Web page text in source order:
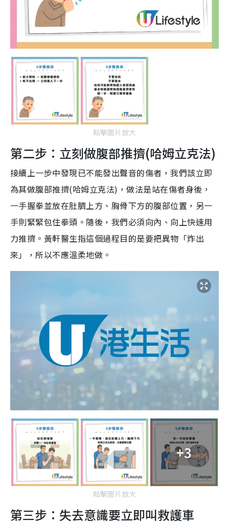
點擊圖片放大
第二步：立刻做腹部推擠(哈姆立克法)
接續上一步中發現已不能發出聲音的傷者，我們該立即
為其做腹部推擠(哈姆立克法)，做法是站在傷者身後，
一手握拳並放在肚臍上方、胸骨下方的腹部位置，另一
手則緊緊包住拳頭。隨後，我們必須向內、向上快速用
力推擠。黃軒醫生指這個過程目的是要把異物「炸出
來」，所以不應溫柔地做。
+3
點擊圖片放大
第三步：失去意識要立即叫救護車